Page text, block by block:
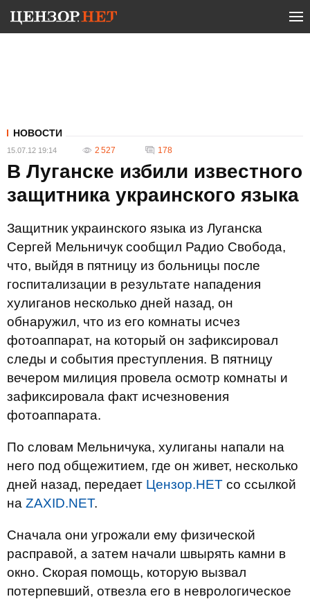
НОВОСТИ
15.07.12 19:14 2 527 178
В Луганске избили известного
защитника украинского языка
Защитник украинского языка из Луганска
Сергей Мельничук сообщил Радио Свобода,
что, выйдя в пятницу из больницы после
госпитализации в результате нападения
хулиганов несколько дней назад, он
обнаружил, что из его комнаты исчез
фотоаппарат, на который он зафиксировал
следы и события преступления. В пятницу
вечером милиция провела осмотр комнаты и
зафиксировала факт исчезновения
фотоаппарата.
По словам Мельничука, хулиганы напали на
него под общежитием, где он живет, несколько
дней назад, передает Цензор.НЕТ со ссылкой
на ZAXID.NET.
Сначала они угрожали ему физической
расправой, а затем начали швырять камни в
окно. Скорая помощь, которую вызвал
потерпевший, отвезла его в неврологическое